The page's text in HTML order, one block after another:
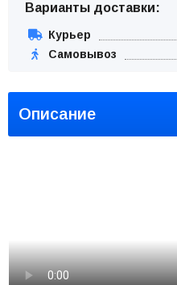
Варианты доставки:
Курьер
Самовывоз
Описание